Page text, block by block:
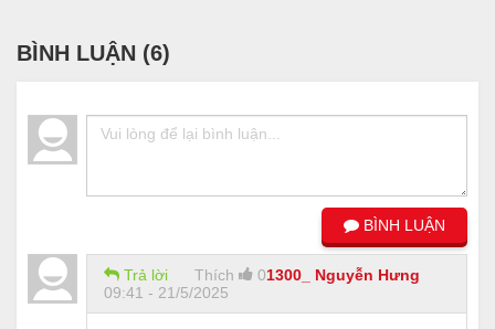
BÌNH LUẬN (6)
BÌNH LUẬN
1300_ Nguyễn Hưng
Trả lời Thích
0
09:41 - 21/5/2025